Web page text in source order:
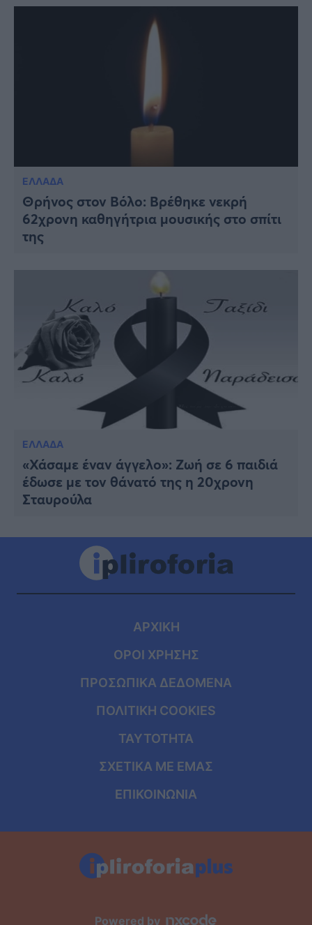
ΕΛΛΑΔΑ
Θρήνος στον Βόλο: Βρέθηκε νεκρή
62χρονη καθηγήτρια μουσικής στο σπίτι
της
ΕΛΛΑΔΑ
«Χάσαμε έναν άγγελο»: Ζωή σε 6 παιδιά
έδωσε με τον θάνατό της η 20χρονη
Σταυρούλα
ΑΡΧΙΚΗ
ΟΡΟΙ ΧΡΗΣΗΣ
ΠΡΟΣΩΠΙΚΑ ΔΕΔΟΜΕΝΑ
ΠΟΛΙΤΙΚΗ COOKIES
ΤΑΥΤΟΤΗΤΑ
ΣΧΕΤΙΚΑ ΜΕ ΕΜΑΣ
ΕΠΙΚΟΙΝΩΝΙΑ
Powered by